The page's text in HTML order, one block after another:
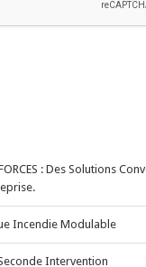
: Des Solutions
Incendie Modulable
Intervention